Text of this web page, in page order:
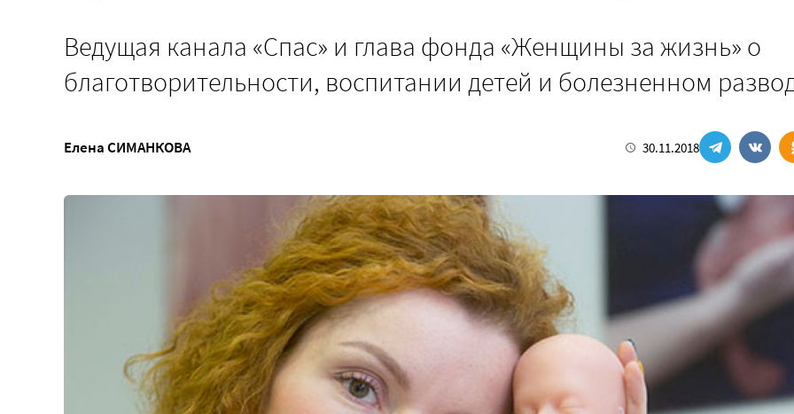
Ведущая канала «Спас» и глава фонда «Женщины за жизнь» о
благотворительности, воспитании детей и болезненном
Елена СИМАНКОВА 30.11.2018